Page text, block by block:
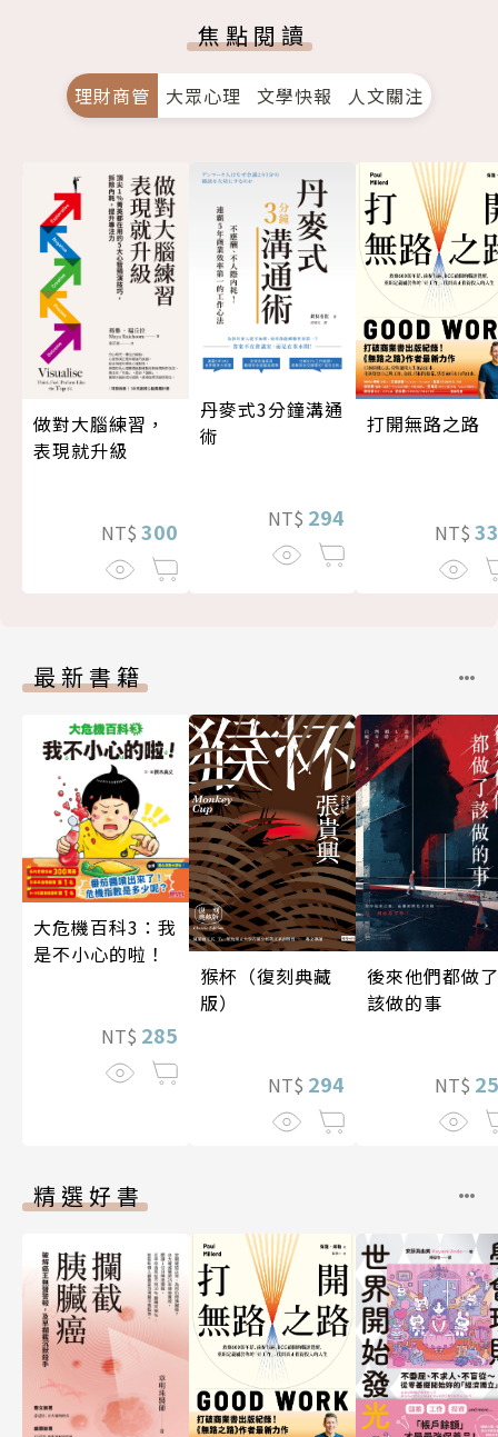
焦點閱讀
理財商管 大眾心理 文學快報 人文關注
做對大腦練習，
表現就升級
NT$ 300
丹麥式3分鐘溝通
術
NT$ 294
打開無路之路
NT$
最新書籍
大危機百科3：我
是不小心的啦！
NT$ 285
猴杯（復刻典藏
版）
NT$ 294
後來他們都做了
該做的事
NT$
精選好書